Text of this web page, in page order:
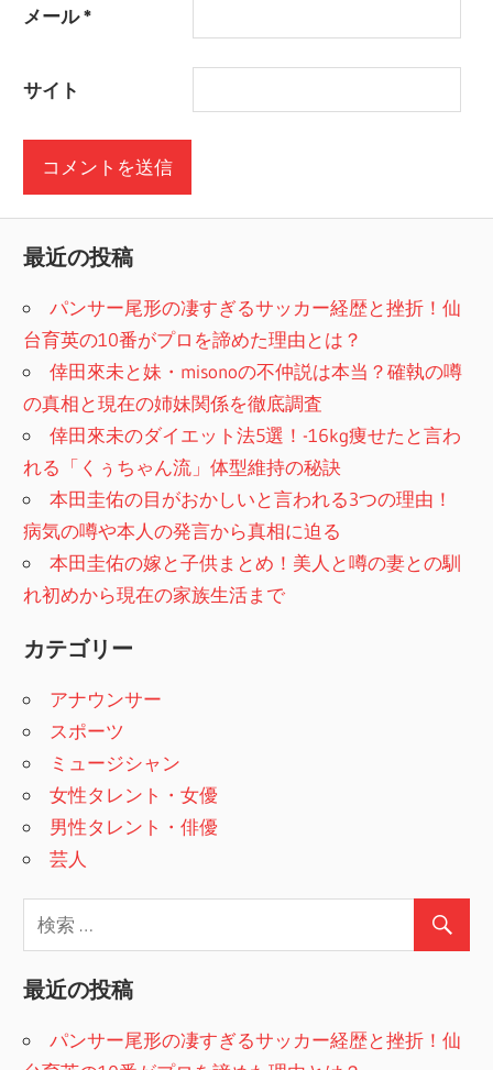
メール*
サイト
最近の投稿
パンサー尾形の凄すぎるサッカー経歴と挫折！仙
台育英の10番がプロを諦めた理由とは？
倖田來未と妹・misonoの不仲説は本当？確執の噂
の真相と現在の姉妹関係を徹底調査
倖田來未のダイエット法5選！-16kg痩せたと言わ
れる「くぅちゃん流」体型維持の秘訣
本田圭佑の目がおかしいと言われる3つの理由！
病気の噂や本人の発言から真相に迫る
本田圭佑の嫁と子供まとめ！美人と噂の妻との馴
れ初めから現在の家族生活まで
カテゴリー
アナウンサー
スポーツ
ミュージシャン
女性タレント・女優
男性タレント・俳優
芸人
最近の投稿
パンサー尾形の凄すぎるサッカー経歴と挫折！仙